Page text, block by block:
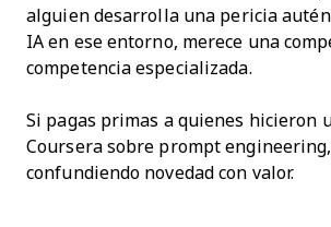
alguien desarrolla una pericia
IA en ese entorno, merece una
competencia especializada.
Si pagas primas a quienes hicieron
Coursera sobre prompt
confundiendo novedad con valor.